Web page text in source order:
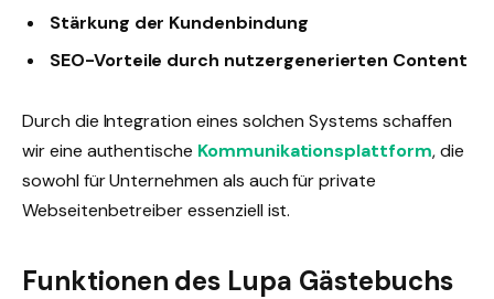
Stärkung der Kundenbindung
SEO-Vorteile durch nutzergenerierten Content
Durch die Integration eines solchen Systems schaffen
wir eine authentische Kommunikationsplattform, die
sowohl für Unternehmen als auch für private
Webseitenbetreiber essenziell ist.
Funktionen des Lupa Gästebuchs